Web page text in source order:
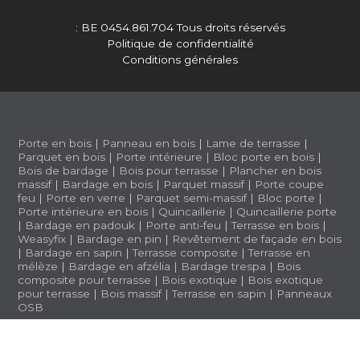
: BE 0454.861.704Tous droits réservés
Politique de confidentialité
Conditions générales
Porte en bois | Panneau en bois | Lame de terrasse |
Parquet en bois | Porte intérieure | Bloc porte en bois |
Bois de bardage | Bois pour terrasse | Plancher en bois
massif| Bardage en bois | Parquet massif| Porte coupe
feu | Porte en verre | Parquet semi-massif| Bloc porte |
Porte intérieure en bois | Quincaillerie | Quincaillerie porte
| Bardage en padouk | Porte anti-feu |Terrasse en bois |
Weasyfix | Bardage en pin | Revêtement de façade en bois
| Bardage en sapin |Terrasse composite |Terrasse en
mélèze | Bardage en afzélia | Bardage trespa | Bois
composite pour terrasse | Bois exotique | Bois exotique
pour terrasse | Bois massif|Terrasse en sapin | Panneaux
OSB